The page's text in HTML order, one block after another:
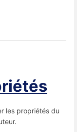
les propriétés du